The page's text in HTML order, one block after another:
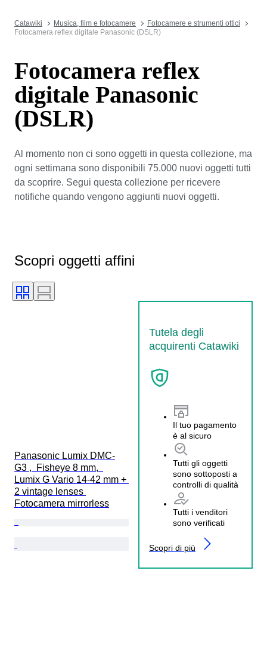
Catawiki Musica, film e fotocamere
Fotocamere e strumenti ottici
Fotocamera reflex digitale Panasonic (DSLR)
Fotocamera reflex
digitale Panasonic
(DSLR)
Al momento non ci sono oggetti in questa collezione, ma
ogni settimana sono disponibili 75.000 nuovi oggetti tutti
da scoprire. Segui questa collezione per ricevere
notifiche quando vengono aggiunti nuovi oggetti.
Scopri oggetti affini
Tutela degli
acquirenti Catawiki
Il tuo pagamento
è al sicuro
Tutti gli oggetti
sono sottoposti a
controlli di qualità
Tutti i venditori
sono verificati
Scopri di più
Panasonic Lumix DMC-
G3 ,  Fisheye 8 mm,
Lumix G Vario 14-42 mm +
2 vintage lenses
Fotocamera mirrorless